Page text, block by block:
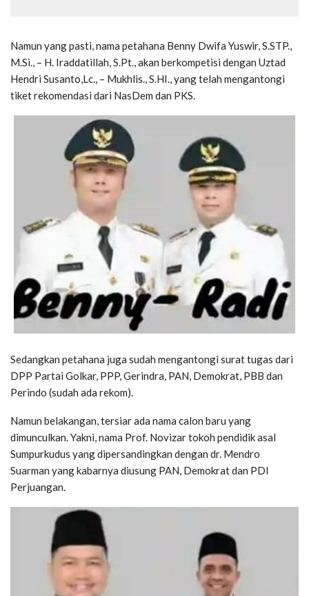
Namun yang pasti, nama petahana Benny Dwifa Yuswir, S.STP.,
M.Si., – H. Iraddatillah, S.Pt., akan berkompetisi dengan Uztad
Hendri Susanto,Lc., – Mukhlis., S.HI., yang telah mengantongi
tiket rekomendasi dari NasDem dan PKS.
Sedangkan petahana juga sudah mengantongi surat tugas dari
DPP Partai Golkar, PPP, Gerindra, PAN, Demokrat, PBB dan
Perindo (sudah ada rekom).
Namun belakangan, tersiar ada nama calon baru yang
dimunculkan. Yakni, nama Prof. Novizar tokoh pendidik asal
Sumpurkudus yang dipersandingkan dengan dr. Mendro
Suarman yang kabarnya diusung PAN, Demokrat dan PDI
Perjuangan.